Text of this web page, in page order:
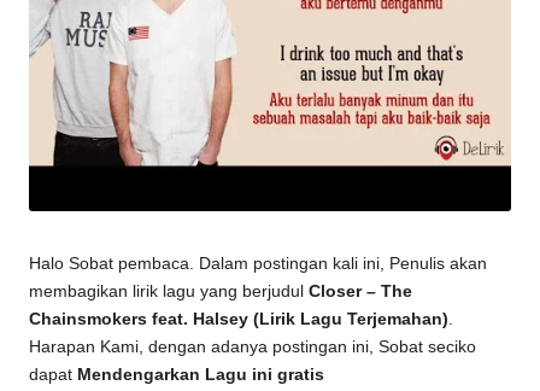
Halo Sobat pembaca. Dalam postingan kali ini, Penulis akan
membagikan lirik lagu yang berjudul Closer – The
Chainsmokers feat. Halsey (Lirik Lagu Terjemahan).
Harapan Kami, dengan adanya postingan ini, Sobat seciko
dapat Mendengarkan Lagu ini gratis